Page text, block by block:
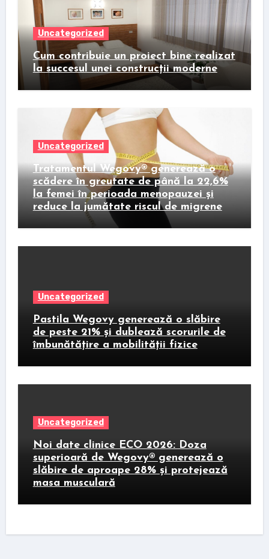
Uncategorized
Cum contribuie un proiect bine realizat
la succesul unei construcții moderne
Uncategorized
Tratamentul Wegovy® generează o
scădere în greutate de până la 22,6%
la femei în perioada menopauzei și
reduce la jumătate riscul de migrene
Uncategorized
Pastila Wegovy generează o slăbire
de peste 21% și dublează scorurile de
îmbunătățire a mobilității fizice
Uncategorized
Noi date clinice ECO 2026: Doza
superioară de Wegovy® generează o
slăbire de aproape 28% și protejează
masa musculară